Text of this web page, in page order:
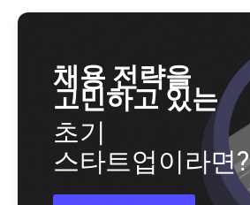
채용 전략을
고민하고 있는
초기
스타트업이라면?